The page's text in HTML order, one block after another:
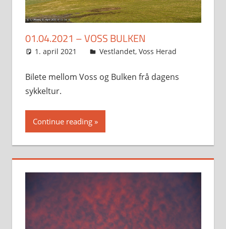
01.04.2021 – VOSS BULKEN
1. april 2021 Svein
Vestlandet, Voss Herad
Bilete mellom Voss og Bulken frå dagens
sykkeltur.
Continue reading